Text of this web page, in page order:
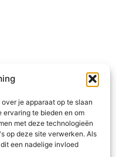
je apparaat op te slaan
ervaring te bieden en om
met deze technologieën
op deze site verwerken. Als
een nadelige invloed